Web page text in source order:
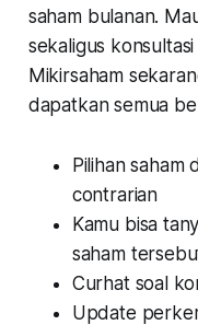
saham bulanan.
sekaligus
Mikirsaham
dapatkan semua
Pilihan saham
contrarian
Kamu bisa
saham
Curhat soal
Update